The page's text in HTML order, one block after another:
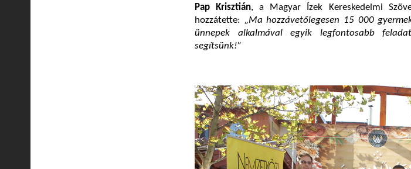
Pap Krisztián, a Magyar Ízek Kereskedelmi
hozzátette: „Ma hozzávetőlegesen 15 000
ünnepek alkalmával egyik legfontosabb
segítsünk!”